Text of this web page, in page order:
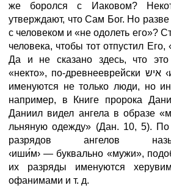
же боролся с Иаковом?
утверждают, что Сам Бог. Но
с человеком и «не одолеть его»?
человека, чтобы тот отпустил
Да и не сказано здесь, что
«некто», по-древнееврейски איש
именуются не только люди, но
например, в Книге пророка
Даниил видел ангела в образе
льняную одежду» (Дан. 10, 5).
‹ишим› — буквально «мужи»,
их разряды именуются
офанимами и т. д.